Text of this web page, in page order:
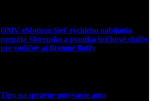
OMV eMotion: Sieť rýchleho nabíjania
prepája Slovensko a ponúka špičkové služby
pre vodičov aj firemné flotily
Tipy na správne umývanie auta